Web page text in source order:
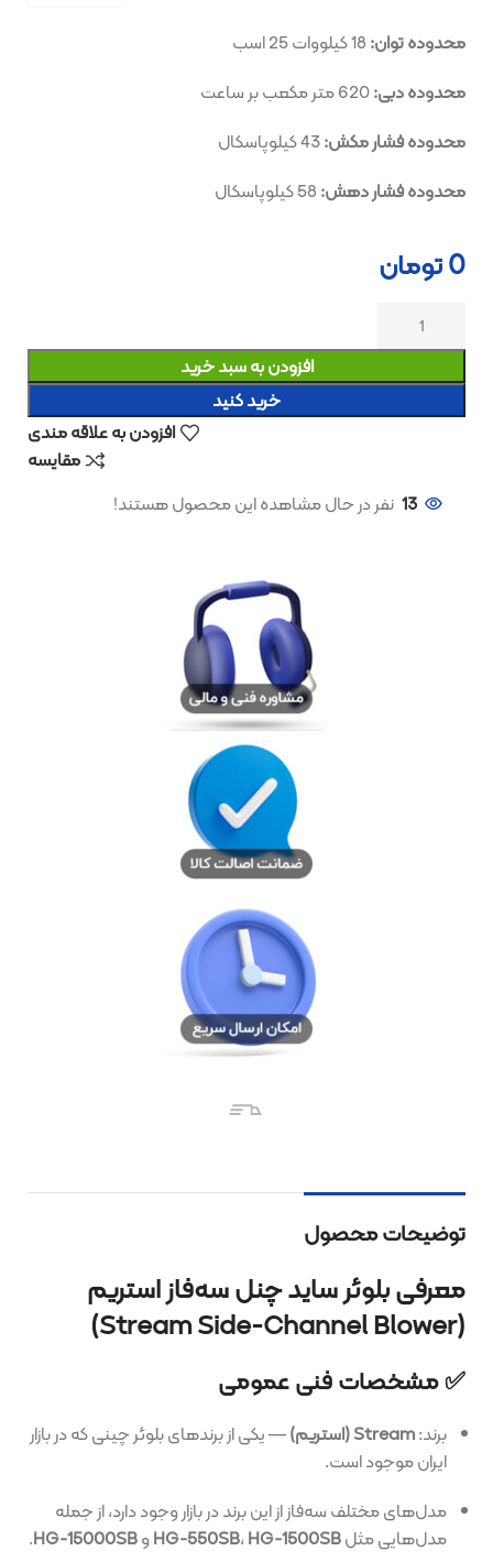
محدوده توان:
محدوده دبی:
محدوده فشار مکش:
محدوده فشار دهش:
0تومان
افزودن به سبد خرید
خرید کنید
افزودن به علاقه مندی
مقایسه
13 نفر در حال مشاهده این محصول هستند!
توضیحات محصول
معرفی بلوئر ساید چنل سه‌فاز استریم
(Stream Side-Channel Blower)
✅ مشخصات فنی عمومی
برند:Stream (استریم)
— یکی از برندهای بلوئر چینی که در بازار
ایران موجود است.
مدل‌های مختلف سه‌فاز از این برند در بازار وجود دارد، از جمله
مدل‌هایی مثل
HG-550SB،HG-1500SB وHG-15000SB
.